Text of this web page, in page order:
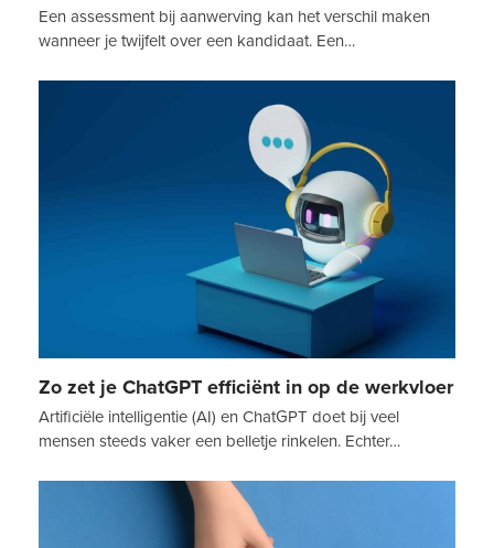
Een assessment bij aanwerving kan het verschil maken
wanneer je twijfelt over een kandidaat. Een…
Zo zet je ChatGPT efficiënt in op de werkvloer
Artificiële intelligentie (AI) en ChatGPT doet bij veel
mensen steeds vaker een belletje rinkelen. Echter…